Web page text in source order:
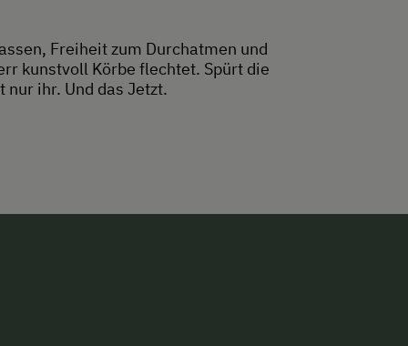
Freiheit zum Durchatmen und
kunstvoll Körbe flechtet. Spürt die
ihr. Und das Jetzt.